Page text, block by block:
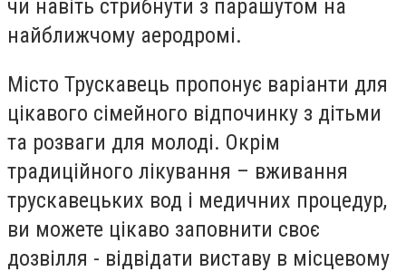
чи навіть стрибнути з парашутом на
найближчому аеродромі.
Місто Трускавець пропонує варіанти для
цікавого сімейного відпочинку з дітьми
та розваги для молоді. Окрім
традиційного лікування – вживання
трускавецьких вод і медичних процедур,
ви можете цікаво заповнити своє
дозвілля - відвідати виставу в місцевому